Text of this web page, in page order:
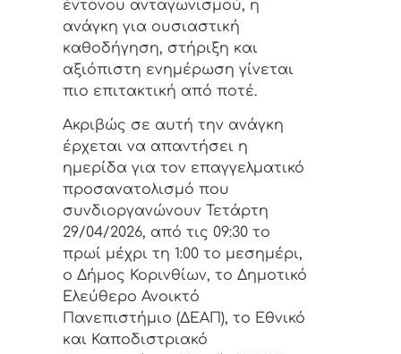
έντονου ανταγωνισμού, η
ανάγκη για ουσιαστική
καθοδήγηση, στήριξη και
αξιόπιστη ενημέρωση γίνεται
πιο επιτακτική από ποτέ.
Ακριβώς σε αυτή την ανάγκη
έρχεται να απαντήσει η
ημερίδα για τον επαγγελματικό
προσανατολισμό που
συνδιοργανώνουν Τετάρτη
29/04/2026, από τις 09:30 το
πρωί μέχρι τη 1:00 το μεσημέρι,
ο Δήμος Κορινθίων, το Δημοτικό
Ελεύθερο Ανοικτό
Πανεπιστήμιο (ΔΕΑΠ), το Εθνικό
και Καποδιστριακό